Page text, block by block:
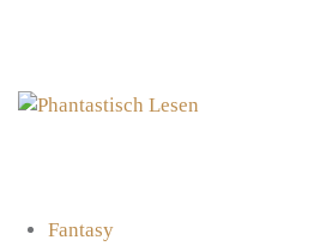
Fantasy